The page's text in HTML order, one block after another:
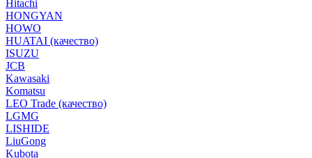
Hitachi
HONGYAN
HOWO
HUATAI (качество)
ISUZU
JCB
Kawasaki
Komatsu
LEO Trade (качество)
LGMG
LISHIDE
LiuGong
Kubota